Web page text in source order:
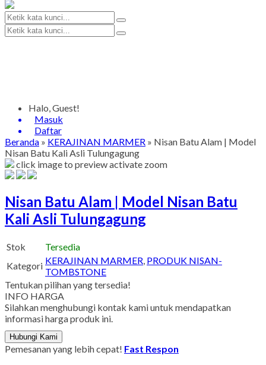
Halo, Guest!
Masuk
Daftar
Beranda » KERAJINAN MARMER » Nisan Batu Alam | Model
Nisan Batu Kali Asli Tulungagung
click image to previewactivate zoom
Nisan Batu Alam | Model Nisan Batu
Kali Asli Tulungagung
Stok
Tersedia
Kategori KERAJINAN MARMER, PRODUK NISAN-
TOMBSTONE
Tentukan pilihan yang tersedia!
INFO HARGA
Silahkan menghubungi kontak kami untuk mendapatkan
informasi harga produk ini.
Hubungi Kami
Pemesanan yang lebih cepat! Fast Respon